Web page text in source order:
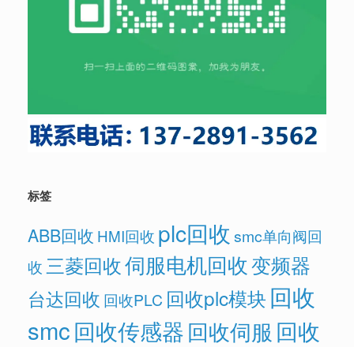
标签
ABB回收 HMI回收 plc回收 smc单向阀回
收三菱回收伺服电机回收变频器
台达回收 回收PLC 回收plc模块 回收
smc回收传感器回收伺服 回收